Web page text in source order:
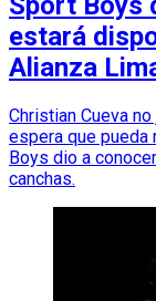
estará
Alianza
Christian Cueva
espera que pueda
Boys dio a
canchas.